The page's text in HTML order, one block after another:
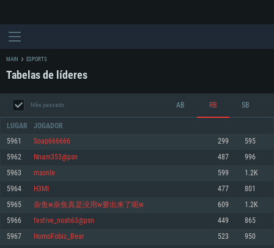
Mínimo
Mínimo
Mínimo
MAIN ESPORTS
Tabelas de líderes
Mês passado AB RB SB
LUGAR JOGADOR
5961 Soap666666 299 595
5962 Nnam353@psn 487 996
5963 msonle 599 1.2K
5964 H3MI 477 801
5965 杂鱼w杂鱼真是没用w要出来了呢w 609 1.2K
5966 festive_nosh63@psn 449 865
5967 HomoFobic_Bear 523 950